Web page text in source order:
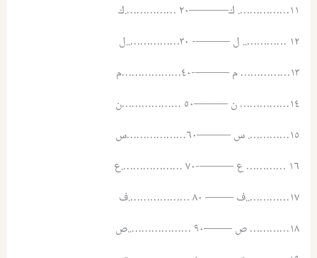
١١……………. ك———–٢٠ …………….ك
١٢ ………….. ل ———- ٣٠……………..ل
١٣…………… م ———-٤٠………………م
١٤…………… ن ———٥٠ ………………ن
١٥…………. س ———٦٠………………س
١٦ ………… ع ———-٧٠ ……………….ع
١٧…………..ف ——– ٨٠ ……………….ف
١٨………… ص ——–٩٠ ………………..ص